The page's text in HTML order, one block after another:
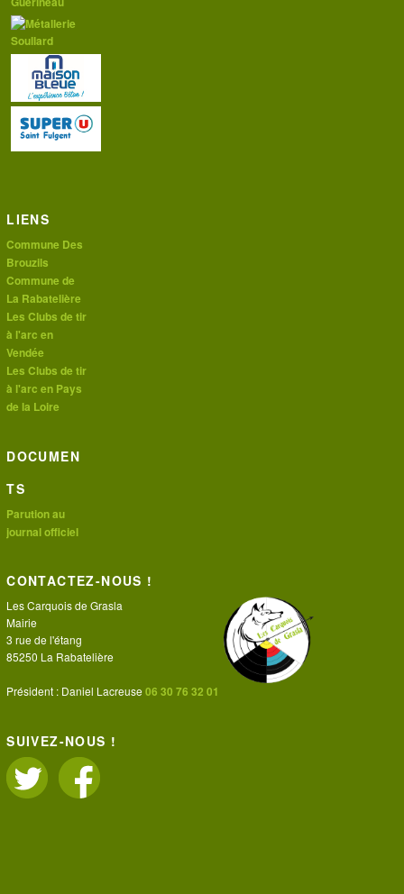
LIENS
Commune Des
Brouzils
Commune de
La Rabatelière
Les Clubs de tir
à l'arc en
Vendée
Les Clubs de tir
à l'arc en Pays
de la Loire
DOCUMEN
TS
Parution au
journal officiel
CONTACTEZ-NOUS !
Les Carquois de Grasla
Mairie
3 rue de l'étang
85250 La Rabatelière
Président : Daniel Lacreuse06 30 76 32 01
SUIVEZ-NOUS !